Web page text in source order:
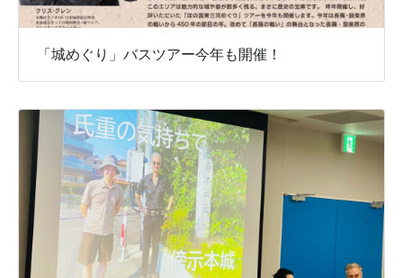
「城めぐり」バスツアー今年も開催！